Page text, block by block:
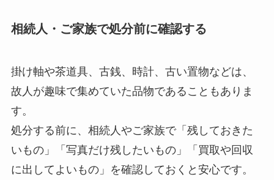
相続人・ご家族で処分前に確認する
掛け軸や茶道具、古銭、時計、古い置物などは、
故人が趣味で集めていた品物であることもありま
す。
処分する前に、相続人やご家族で「残しておきた
いもの」「写真だけ残したいもの」「買取や回収
に出してよいもの」を確認しておくと安心です。